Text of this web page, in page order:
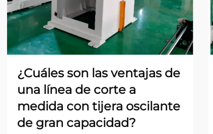
¿Cuáles son las ventajas de
una línea de corte a
medida con tijera oscilante
de gran capacidad?